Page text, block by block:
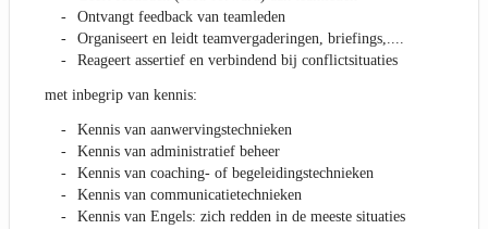
Ontvangt feedback van teamleden
Organiseert en leidt teamvergaderingen, briefings,....
Reageert assertief en verbindend bij conflictsituaties
met inbegrip van kennis:
Kennis van aanwervingstechnieken
Kennis van administratief beheer
Kennis van coaching- of begeleidingstechnieken
Kennis van communicatietechnieken
Kennis van Engels: zich redden in de meeste situaties